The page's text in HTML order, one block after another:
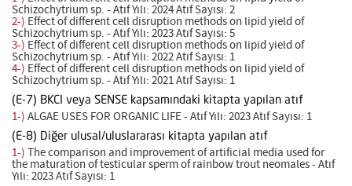
Schizochytrium sp. - Atıf Yılı: 2024 Atıf Sayısı: 2
2-) Effect of different cell disruption methods on lipid yield of
Schizochytrium sp. - Atıf Yılı: 2023 Atıf Sayısı: 5
3-) Effect of different cell disruption methods on lipid yield of
Schizochytrium sp. - Atıf Yılı: 2022 Atıf Sayısı: 1
4-) Effect of different cell disruption methods on lipid yield of
Schizochytrium sp. - Atıf Yılı: 2021 Atıf Sayısı: 1
(E-7) BKCI veya SENSE kapsamındaki kitapta yapılan atıf
1-) ALGAE USES FOR ORGANIC LIFE - Atıf Yılı: 2023 Atıf Sayısı: 1
(E-8) Diğer ulusal/uluslararası kitapta yapılan atıf
1-) The comparison and improvement of artificial media used for
the maturation of testicular sperm of rainbow trout neomales - Atıf
Yılı: 2023 Atıf Sayısı: 1